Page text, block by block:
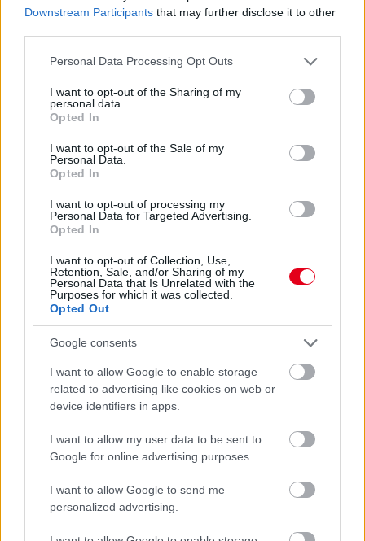
Downstream Participants that may further disclose it to other
Please note that this website/app uses one or more Google
not limited to your visit or usage behaviour. You may click to
grant or deny consent to Google and its third-party tags to
use your data for below specified purposes in below Google
consent section.
Personal Data Processing Opt Outs
I want to opt-out of the Sharing of my
personal data.
Opted In
I want to opt-out of the Sale of my
Personal Data.
Opted In
I want to opt-out of processing my
Personal Data for Targeted Advertising.
Opted In
I want to opt-out of Collection, Use,
Retention, Sale, and/or Sharing of my
Personal Data that Is Unrelated with the
Purposes for which it was collected.
Opted Out
Google consents
I want to allow Google to enable storage
related to advertising like cookies on web or
device identifiers in apps.
I want to allow my user data to be sent to
Google for online advertising purposes.
I want to allow Google to send me
personalized advertising.
abszolút nyerőnek bizonyuló új megoldást, az FIA pedig nem
tud mit tenni az ellen, hogy elterjedjen, habár nem ért egyet
frissebb anyagok
Hallgasd meg a Formula Podcast
legfrissebb adását!